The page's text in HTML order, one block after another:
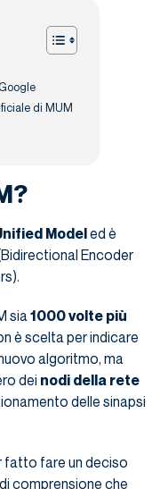
di MUM
Modeled è
Encoder
sia 1000 volte più
è scelta per indicare
algoritmo, ma
dei nodi della rete
delle sinapsi
fatto fare un deciso
comprensione che